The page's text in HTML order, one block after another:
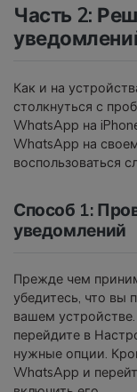
Часть 2:
Как и на
столкнуться с
WhatsApp на
WhatsApp на
воспользоваться
Способ 1:
уведомлений
Прежде чем
убедитесь, что вы
вашем
перейдите в
нужные опции.
WhatsApp и